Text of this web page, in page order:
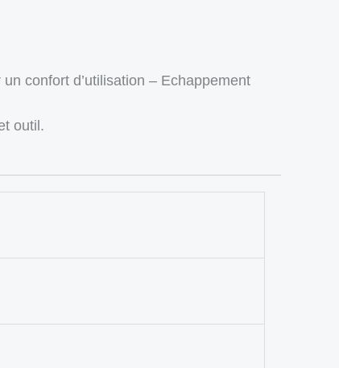
confort d’utilisation – Echappement
outil.